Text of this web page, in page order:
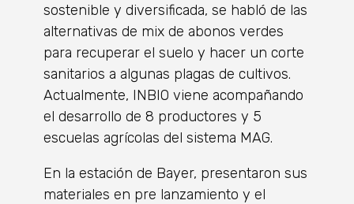
sostenible y diversificada, se habló de las
alternativas de mix de abonos verdes
para recuperar el suelo y hacer un corte
sanitarios a algunas plagas de cultivos.
Actualmente, INBIO viene acompañando
el desarrollo de 8 productores y 5
escuelas agrícolas del sistema MAG.
En la estación de Bayer, presentaron sus
materiales en pre lanzamiento y el